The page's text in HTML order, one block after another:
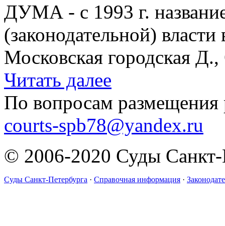
ДУМА - с 1993 г.
(законодательной)
Московская городская
Читать далее
По вопросам размещения
courts-spb78@yandex.ru
© 2006-2020 Суды Санкт-
Суды Санкт-Петербурга · Справочная информация ·